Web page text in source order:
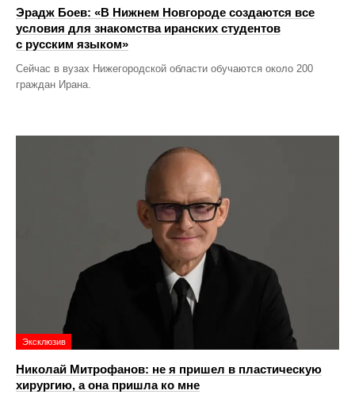
Эрадж Боев: «В Нижнем Новгороде создаются все
условия для знакомства иранских студентов
с русским языком»
Сейчас в вузах Нижегородской области обучаются около 200
граждан Ирана.
Эксклюзив
Николай Митрофанов: не я пришел в пластическую
хирургию, а она пришла ко мне